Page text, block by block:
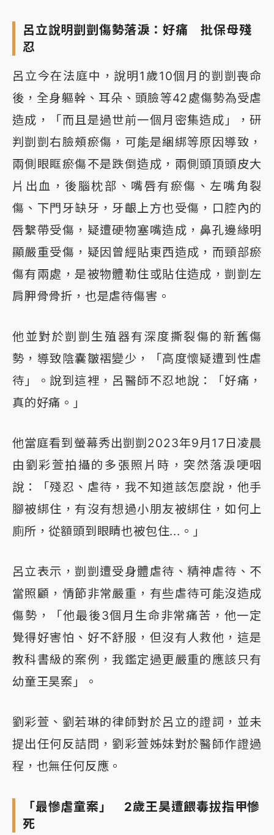
呂立說明剴剴傷勢落淚：好痛 批保母殘
忍
呂立今在法庭中，說明1歲10個月的剴剴喪命
後，全身軀幹、耳朵、頭臉等42處傷勢為受虐
造成，「而且是過世前一個月密集造成」，研
判剴剴右臉頰瘀傷，可能是綑綁等原因導致，
兩側眼眶瘀傷不是跌倒造成，兩側頭頂頭皮大
片出血，後腦枕部、嘴唇有瘀傷、左嘴角裂
傷、下門牙缺牙，牙齦上方也受傷，口腔內的
唇繫帶受傷，疑遭硬物塞嘴造成，鼻孔邊緣明
顯嚴重受傷，疑因曾經貼東西造成，而頸部瘀
傷有兩處，是被物體勒住或貼住造成，剴剴左
肩胛骨骨折，也是虐待傷害。
他並對於剴剴生殖器有深度撕裂傷的新舊傷
勢，導致陰囊皺褶變少，「高度懷疑遭到性虐
待」。說到這裡，呂醫師不忍地說：「好痛，
真的好痛。」
他當庭看到螢幕秀出剴剴2023年9月17日凌晨
由劉彩萱拍攝的多張照片時，突然落淚哽咽
說：「殘忍、虐待，我不知道該怎麼說，他手
腳被綁住，有沒有想過小朋友被綁住，如何上
廁所，從額頭到眼睛也被包住...。」
呂立表示，剴剴遭受身體虐待、精神虐待、不
當照顧，情節非常嚴重，有些虐待可能沒造成
傷勢，「他最後3個月生命非常痛苦，他一定
覺得好害怕、好不舒服，但沒有人救他，這是
教科書級的案例，我鑑定過更嚴重的應該只有
幼童王昊案」。
劉彩萱、劉若琳的律師對於呂立的證詞，並未
提出任何反詰問，劉彩萱姊妹對於醫師作證過
程，也無任何反應。
「最慘虐童案」 2歲王昊遭餵毒拔指甲慘
死